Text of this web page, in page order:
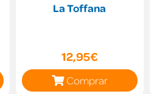
La Toffana
12,95€
Comprar